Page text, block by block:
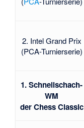
2. Intel Grand Prix
(PCA-Turnierserie)
1. Schnellschach-
WM
der Chess Classic